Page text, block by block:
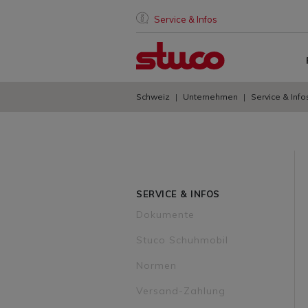
Service & Infos
Schweiz Unternehmen Service &
SERVICE & INFOS
Dokumente
Stuco Schuhmobil
Normen
Versand-Zahlung